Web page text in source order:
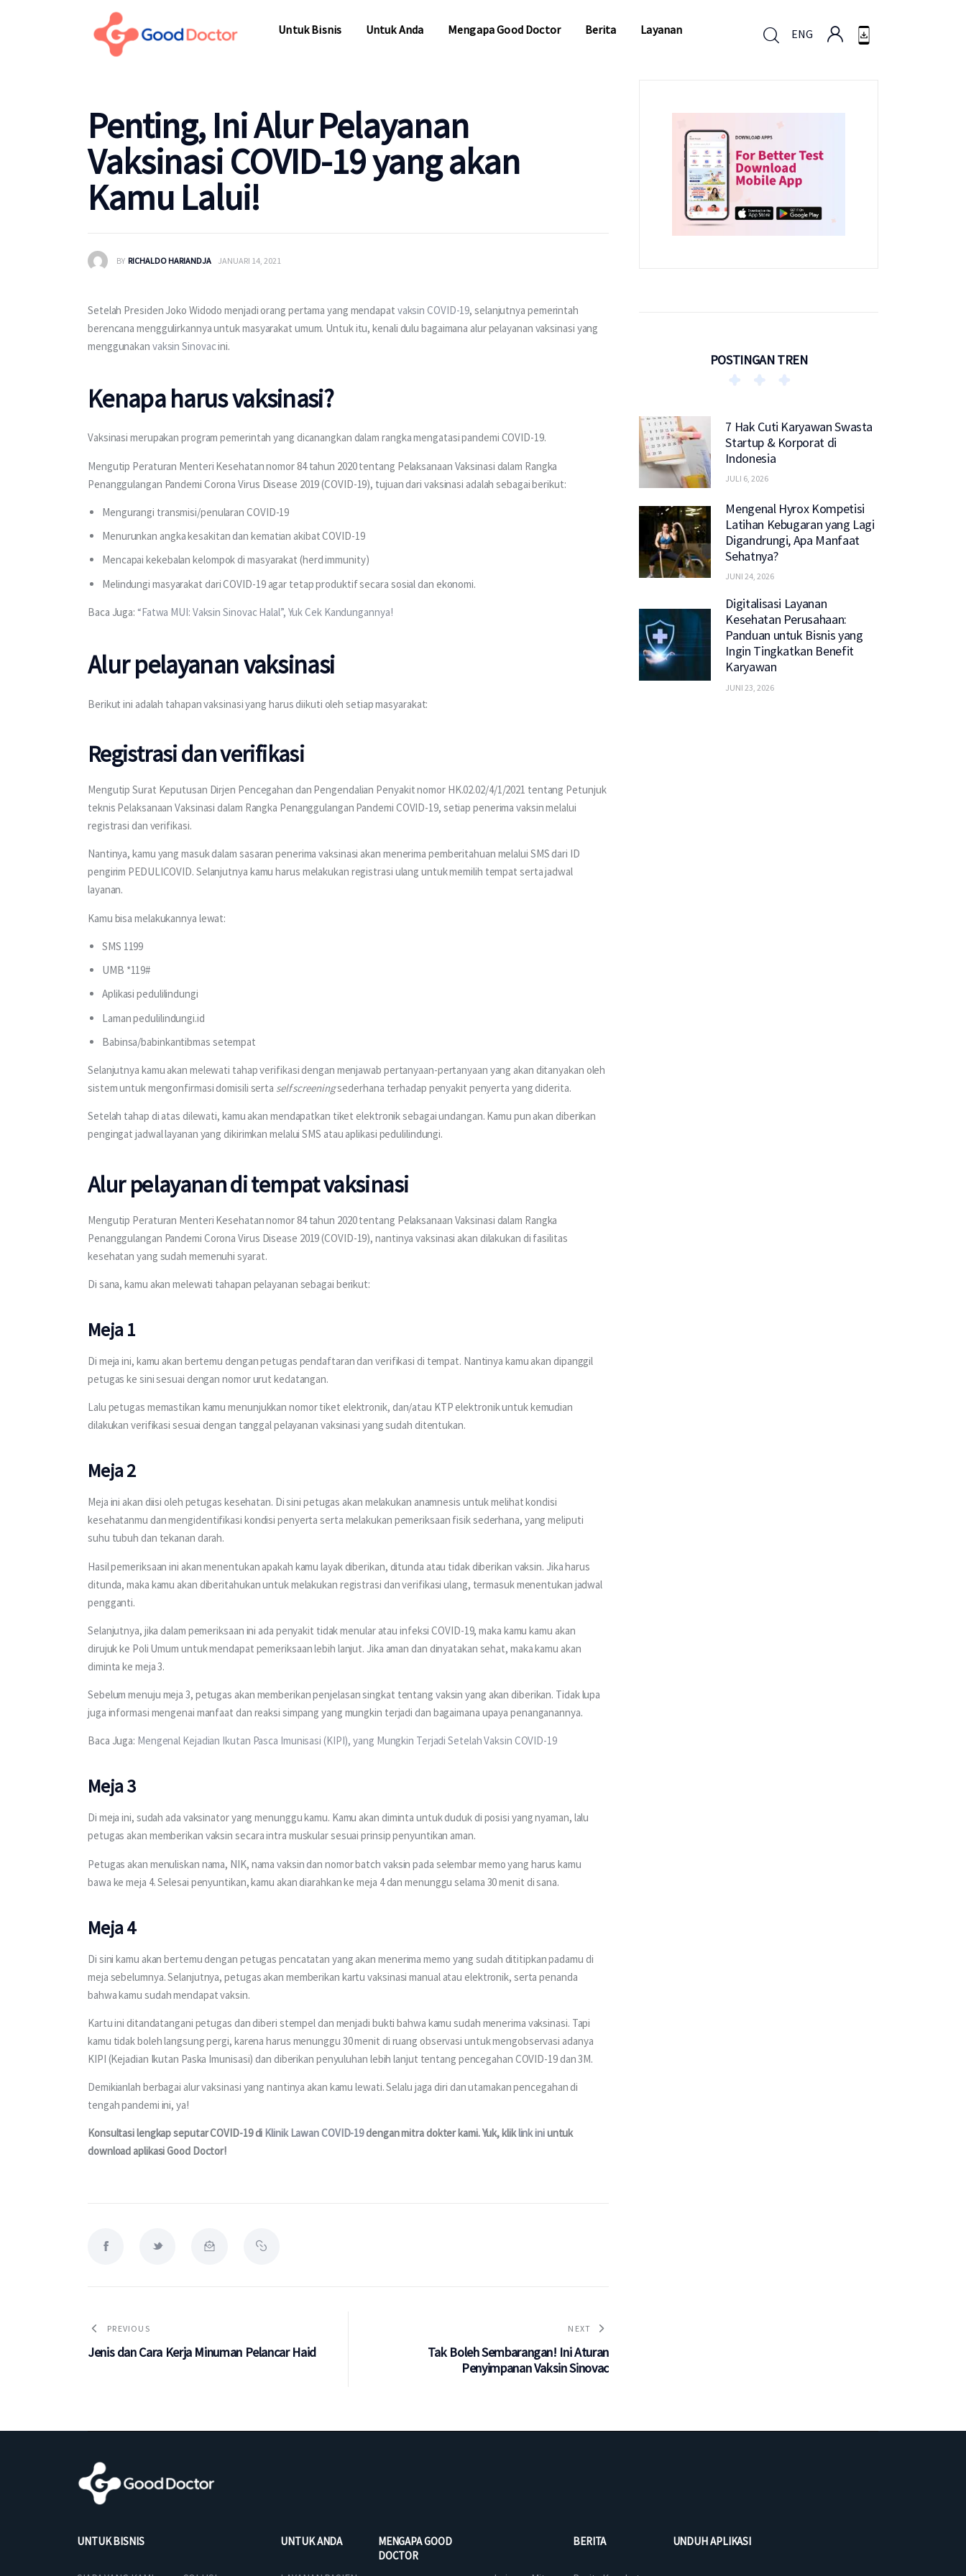
Untuk Bisnis Untuk Anda Mengapa Good Doctor Berita Layanan ENG
Penting, Ini Alur Pelayanan
Vaksinasi COVID-19 yang akan
Kamu Lalui!
BY RICHALDO HARIANDJA JANUARI 14, 2021
Setelah Presiden Joko Widodo menjadi orang pertama yang mendapat vaksin COVID-19, selanjutnya pemerintah
berencana menggulirkannya untuk masyarakat umum. Untuk itu, kenali dulu bagaimana alur pelayanan vaksinasi yang
menggunakan vaksin Sinovac ini.
Kenapa harus vaksinasi?
Vaksinasi merupakan program pemerintah yang dicanangkan dalam rangka mengatasi pandemi COVID-19.
Mengutip Peraturan Menteri Kesehatan nomor 84 tahun 2020 tentang Pelaksanaan Vaksinasi dalam Rangka
Penanggulangan Pandemi Corona Virus Disease 2019 (COVID-19), tujuan dari vaksinasi adalah sebagai berikut:
Mengurangi transmisi/penularan COVID-19
Menurunkan angka kesakitan dan kematian akibat COVID-19
Mencapai kekebalan kelompok di masyarakat (herd immunity)
Melindungi masyarakat dari COVID-19 agar tetap produktif secara sosial dan ekonomi.
Baca Juga: “Fatwa MUI: Vaksin Sinovac Halal”, Yuk Cek Kandungannya!
Alur pelayanan vaksinasi
Berikut ini adalah tahapan vaksinasi yang harus diikuti oleh setiap masyarakat:
Registrasi dan verifikasi
Mengutip Surat Keputusan Dirjen Pencegahan dan Pengendalian Penyakit nomor HK.02.02/4/1/2021 tentang Petunjuk
teknis Pelaksanaan Vaksinasi dalam Rangka Penanggulangan Pandemi COVID-19, setiap penerima vaksin melalui
registrasi dan verifikasi.
Nantinya, kamu yang masuk dalam sasaran penerima vaksinasi akan menerima pemberitahuan melalui SMS dari ID
pengirim PEDULICOVID. Selanjutnya kamu harus melakukan registrasi ulang untuk memilih tempat serta jadwal
layanan.
Kamu bisa melakukannya lewat:
SMS 1199
UMB *119#
Aplikasi pedulilindungi
Laman pedulilindungi.id
Babinsa/babinkantibmas setempat
Selanjutnya kamu akan melewati tahap verifikasi dengan menjawab pertanyaan-pertanyaan yang akan ditanyakan oleh
sistem untuk mengonfirmasi domisili serta self screening sederhana terhadap penyakit penyerta yang diderita.
Setelah tahap di atas dilewati, kamu akan mendapatkan tiket elektronik sebagai undangan. Kamu pun akan diberikan
pengingat jadwal layanan yang dikirimkan melalui SMS atau aplikasi pedulilindungi.
Alur pelayanan di tempat vaksinasi
Mengutip Peraturan Menteri Kesehatan nomor 84 tahun 2020 tentang Pelaksanaan Vaksinasi dalam Rangka
Penanggulangan Pandemi Corona Virus Disease 2019 (COVID-19), nantinya vaksinasi akan dilakukan di fasilitas
kesehatan yang sudah memenuhi syarat.
Di sana, kamu akan melewati tahapan pelayanan sebagai berikut:
Meja 1
Di meja ini, kamu akan bertemu dengan petugas pendaftaran dan verifikasi di tempat. Nantinya kamu akan dipanggil
petugas ke sini sesuai dengan nomor urut kedatangan.
Lalu petugas memastikan kamu menunjukkan nomor tiket elektronik, dan/atau KTP elektronik untuk kemudian
dilakukan verifikasi sesuai dengan tanggal pelayanan vaksinasi yang sudah ditentukan.
Meja 2
Meja ini akan diisi oleh petugas kesehatan. Di sini petugas akan melakukan anamnesis untuk melihat kondisi
kesehatanmu dan mengidentifikasi kondisi penyerta serta melakukan pemeriksaan fisik sederhana, yang meliputi
suhu tubuh dan tekanan darah.
Hasil pemeriksaan ini akan menentukan apakah kamu layak diberikan, ditunda atau tidak diberikan vaksin. Jika harus
ditunda, maka kamu akan diberitahukan untuk melakukan registrasi dan verifikasi ulang, termasuk menentukan jadwal
pengganti.
Selanjutnya, jika dalam pemeriksaan ini ada penyakit tidak menular atau infeksi COVID-19, maka kamu kamu akan
dirujuk ke Poli Umum untuk mendapat pemeriksaan lebih lanjut. Jika aman dan dinyatakan sehat, maka kamu akan
diminta ke meja 3.
Sebelum menuju meja 3, petugas akan memberikan penjelasan singkat tentang vaksin yang akan diberikan. Tidak lupa
juga informasi mengenai manfaat dan reaksi simpang yang mungkin terjadi dan bagaimana upaya penanganannya.
Baca Juga: Mengenal Kejadian Ikutan Pasca Imunisasi (KIPI), yang Mungkin Terjadi Setelah Vaksin COVID-19
Meja 3
Di meja ini, sudah ada vaksinator yang menunggu kamu. Kamu akan diminta untuk duduk di posisi yang nyaman, lalu
petugas akan memberikan vaksin secara intra muskular sesuai prinsip penyuntikan aman.
Petugas akan menuliskan nama, NIK, nama vaksin dan nomor batch vaksin pada selembar memo yang harus kamu
bawa ke meja 4. Selesai penyuntikan, kamu akan diarahkan ke meja 4 dan menunggu selama 30 menit di sana.
Meja 4
Di sini kamu akan bertemu dengan petugas pencatatan yang akan menerima memo yang sudah dititipkan padamu di
meja sebelumnya. Selanjutnya, petugas akan memberikan kartu vaksinasi manual atau elektronik, serta penanda
bahwa kamu sudah mendapat vaksin.
Kartu ini ditandatangani petugas dan diberi stempel dan menjadi bukti bahwa kamu sudah menerima vaksinasi. Tapi
kamu tidak boleh langsung pergi, karena harus menunggu 30 menit di ruang observasi untuk mengobservasi adanya
KIPI (Kejadian Ikutan Paska Imunisasi) dan diberikan penyuluhan lebih lanjut tentang pencegahan COVID-19 dan 3M.
Demikianlah berbagai alur vaksinasi yang nantinya akan kamu lewati. Selalu jaga diri dan utamakan pencegahan di
tengah pandemi ini, ya!
Konsultasi lengkap seputar COVID-19 di Klinik Lawan COVID-19 dengan mitra dokter kami. Yuk, klik link ini untuk
download aplikasi Good Doctor!
PREVIOUS
Jenis dan Cara Kerja Minuman Pelancar Haid
NEXT
Tak Boleh Sembarangan! Ini Aturan
Penyimpanan Vaksin Sinovac
POSTINGAN TREN
7 Hak Cuti Karyawan Swasta
Startup & Korporat di
Indonesia
JULI 6, 2026
Mengenal Hyrox Kompetisi
Latihan Kebugaran yang Lagi
Digandrungi, Apa Manfaat
Sehatnya?
JUNI 24, 2026
Digitalisasi Layanan
Kesehatan Perusahaan:
Panduan untuk Bisnis yang
Ingin Tingkatkan Benefit
Karyawan
JUNI 23, 2026
UNTUK BISNIS UNTUK ANDA
MENGAPA GOOD
DOCTOR
BERITA UNDUH APLIKASI